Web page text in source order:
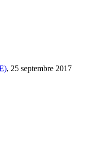
, 25 septembre 2017